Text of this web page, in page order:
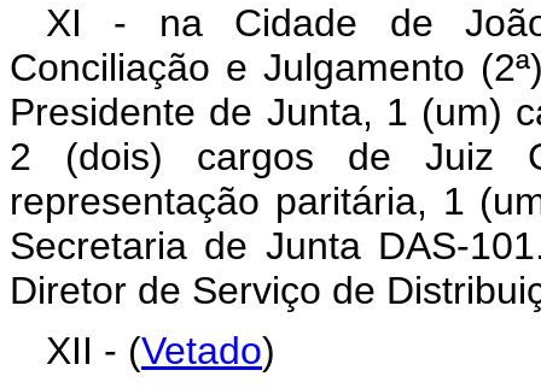
XI - na Cidade de
Conciliação e Julgamento
Presidente de Junta, 1 (um)
2 (dois) cargos de Juiz
representação paritária, 1
Secretaria de Junta DAS-
Diretor de Serviço de
XII - (Vetado)